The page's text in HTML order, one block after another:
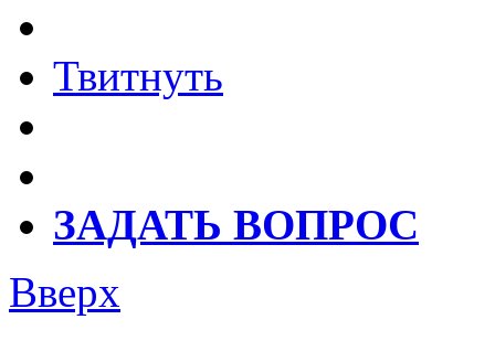
Твитнуть
ЗАДАТЬ ВОПРОС
Вверх